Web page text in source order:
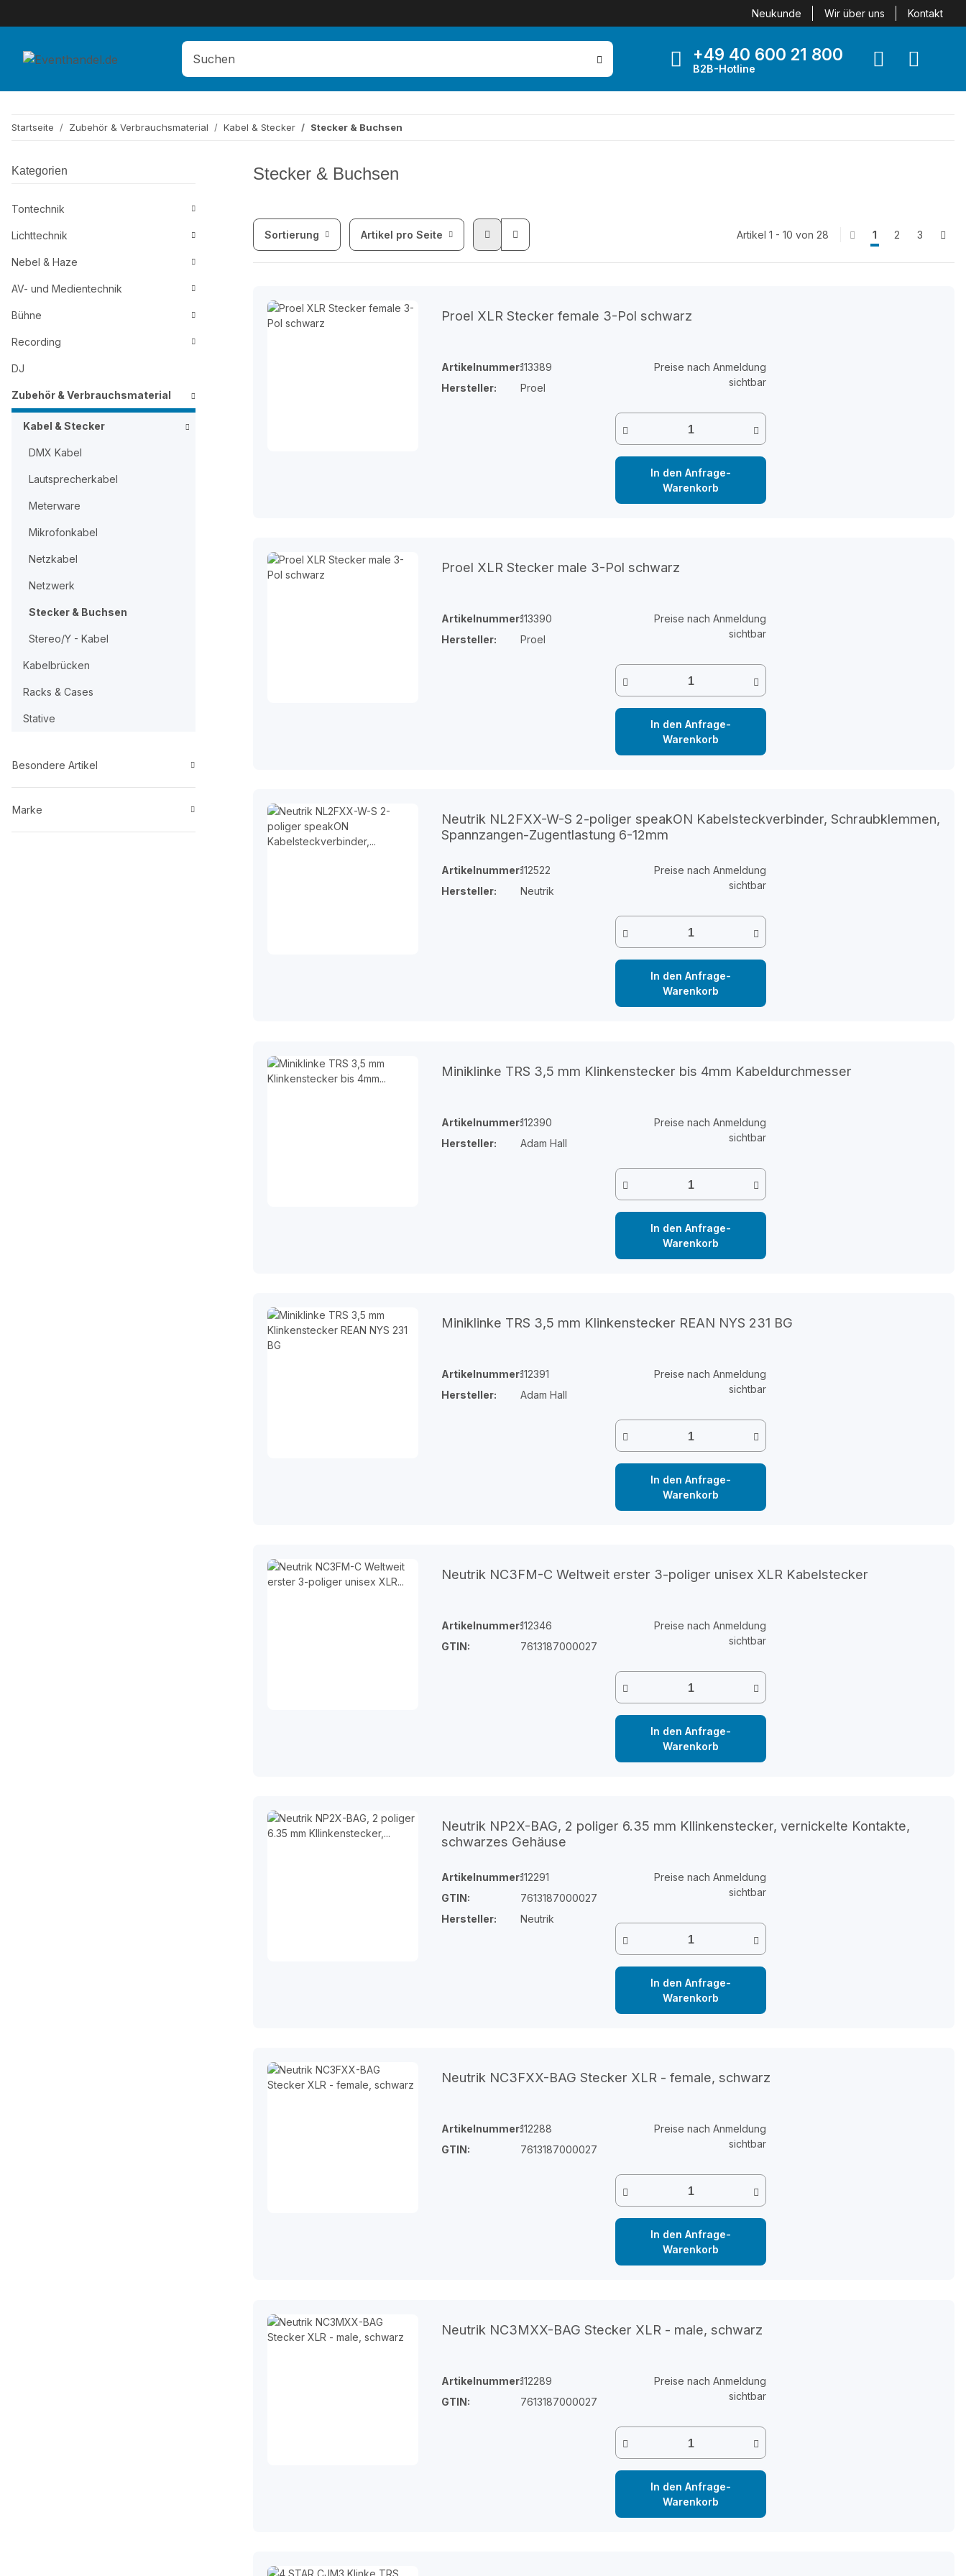
Neukunde Wir über uns Kontakt
+49 40 600 21 800
B2B-Hotline
Startseite Zubehör & Verbrauchsmaterial Kabel & Stecker Stecker & Buchsen
Stecker & Buchsen
Sortierung Artikel pro Seite Artikel 1 - 10 von 28 1 2 3
Proel XLR Stecker female 3-Pol schwarz
Artikelnummer:113389
Hersteller:
Proel
Preise nach Anmeldung
sichtbar
In den Anfrage-
Warenkorb
Proel XLR Stecker male 3-Pol schwarz
Artikelnummer:113390
Hersteller:
Proel
Preise nach Anmeldung
sichtbar
In den Anfrage-
Warenkorb
Neutrik NL2FXX-W-S 2-poliger speakON Kabelsteckverbinder, Schraubklemmen,
Spannzangen-Zugentlastung 6-12mm
Artikelnummer:112522
Hersteller:
Neutrik
Preise nach Anmeldung
sichtbar
In den Anfrage-
Warenkorb
Miniklinke TRS 3,5 mm Klinkenstecker bis 4mm Kabeldurchmesser
Artikelnummer:112390
Hersteller:
Adam Hall
Preise nach Anmeldung
sichtbar
In den Anfrage-
Warenkorb
Miniklinke TRS 3,5 mm Klinkenstecker REAN NYS 231 BG
Artikelnummer:112391
Hersteller:
Adam Hall
Preise nach Anmeldung
sichtbar
In den Anfrage-
Warenkorb
Neutrik NC3FM-C Weltweit erster 3-poliger unisex XLR Kabelstecker
Artikelnummer:112346
GTIN:
7613187000027
Preise nach Anmeldung
sichtbar
In den Anfrage-
Warenkorb
Neutrik NP2X-BAG, 2 poliger 6.35 mm Kllinkenstecker, vernickelte Kontakte,
schwarzes Gehäuse
Artikelnummer:112291
GTIN:
7613187000027
Hersteller:
Neutrik
Preise nach Anmeldung
sichtbar
In den Anfrage-
Warenkorb
Neutrik NC3FXX-BAG Stecker XLR - female, schwarz
Artikelnummer:112288
GTIN:
7613187000027
Preise nach Anmeldung
sichtbar
In den Anfrage-
Warenkorb
Neutrik NC3MXX-BAG Stecker XLR - male, schwarz
Artikelnummer:112289
GTIN:
7613187000027
Preise nach Anmeldung
sichtbar
In den Anfrage-
Warenkorb
Kategorien
Tontechnik
Lichttechnik
Nebel & Haze
AV- und Medientechnik
Bühne
Recording
DJ
Zubehör & Verbrauchsmaterial
Kabel & Stecker
DMX Kabel
Lautsprecherkabel
Meterware
Mikrofonkabel
Netzkabel
Netzwerk
Stecker & Buchsen
Stereo/Y - Kabel
Kabelbrücken
Racks & Cases
Stative
Besondere Artikel
Marke